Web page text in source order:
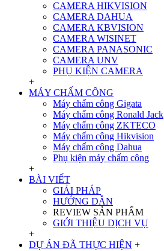
CAMERA HIKVISION
CAMERA DAHUA
CAMERA KBVISION
CAMERA WISINET
CAMERA PANASONIC
CAMERA UNV
PHỤ KIỆN CAMERA
+
MÁY CHẤM CÔNG
Máy chấm công Gigata
Máy chấm công Ronald Jack
Máy chấm công ZKTECO
Máy chấm công Hikvision
Máy chấm công Dahua
Phụ kiện máy chấm công
+
BÀI VIẾT
GIẢI PHÁP
HƯỚNG DẪN
REVIEW SẢN PHẨM
GIỚI THIỆU DỊCH VỤ
+
DỰ ÁN ĐÃ THỰC HIỆN +